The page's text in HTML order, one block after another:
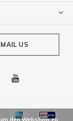
US
den Webshop zu